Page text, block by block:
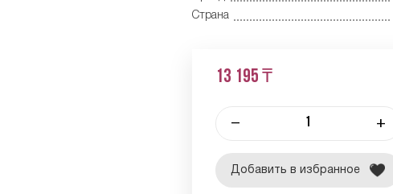
Страна
13 195 ₸
– +
Добавить в избранное